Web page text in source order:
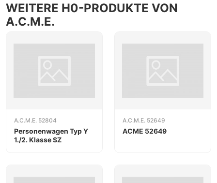
WEITERE H0-PRODUKTE VON
A.C.M.E.
A.C.M.E. 52804
Personenwagen Typ Y
1./2. Klasse SZ
A.C.M.E. 52649
ACME 52649